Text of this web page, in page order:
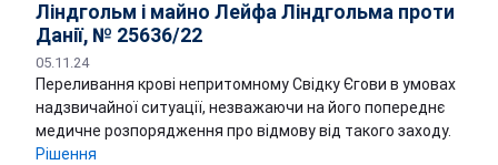
Ліндгольм і майно Лейфа Ліндгольма проти
Данії, № 25636/22
05.11.24
Переливання крові непритомному Свідку Єгови в умовах
надзвичайної ситуації, незважаючи на його попереднє
медичне розпорядження про відмову від такого заходу.
Рішення